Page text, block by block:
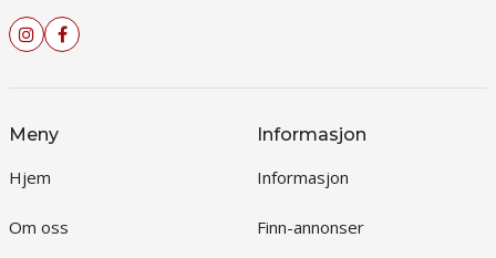
Meny
Hjem
Om oss
Informasjon
Informasjon
Finn-annonser